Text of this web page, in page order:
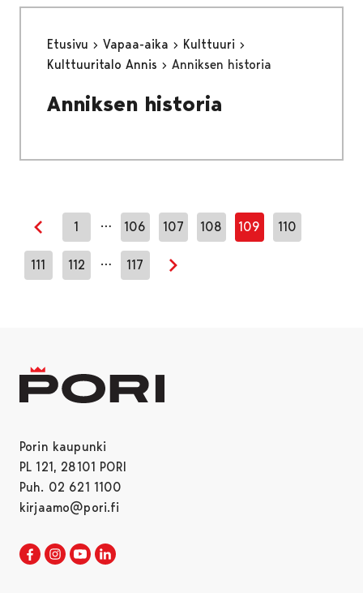
Etusivu Vapaa-aika
Kulttuuri
Kulttuuritalo Annis
Anniksen historia
Anniksen historia
Edellinen sivu
1 … 106 107 108 109 110
111 112 … 117
Seuraava sivu
Porin kaupunki
PL 121, 28101 PORI
Puh. 02 621 1100
kirjaamo@pori.fi
Porin kaupunki Facebookissa
Avautuu uudessa välilehdessä
Porin kaupunki Instagramissa
Avautuu uudessa välilehdessä
Porin kaupunki Youtubessa
Avautuu uudessa välilehdessä